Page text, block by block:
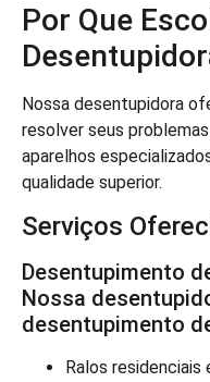
Por Que
Nossa desentupidora
resolver seus
aparelhos
qualidade superior.
Serviços
Desentupimento
Nossa
desentupimento
Ralos residenciais